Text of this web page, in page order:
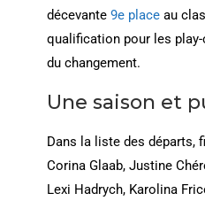
décevante 9e placeau
qualification pour les
du changement.
Une saison et
Dans la liste des départs,
Corina Glaab, Justine
Lexi Hadrych, Karolina